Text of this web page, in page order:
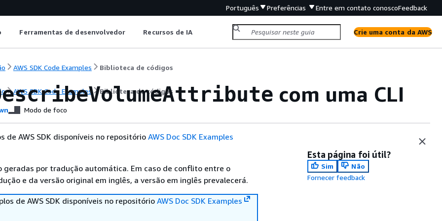
Português Preferências Entre em contato conoscoFeedback
Ferramentas de desenvolvedor Recursos de IA Crie uma conta da AWS
AWS SDK Code Examples Biblioteca de códigos
AWS SDK Code Examples Biblioteca de códigos com uma CLI
Modo de foco
de AWS SDK disponíveis no repositório AWS Doc SDK Examples
geradas por tradução automática. Em caso de conflito entre o
e da versão original em inglês, a versão em inglês prevalecerá.
de AWS SDK disponíveis no repositório AWS Doc SDK Examples
Esta página foi útil?
Sim
Não
Fornecer feedback